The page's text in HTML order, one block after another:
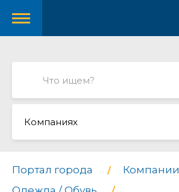
Компаниях
Портал города
Компании